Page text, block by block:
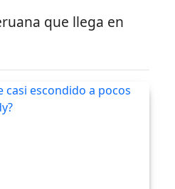
que llega en